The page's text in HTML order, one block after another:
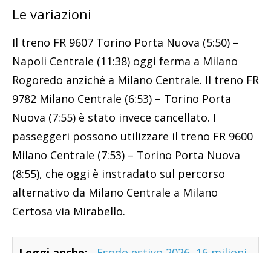
Le variazioni
Il treno FR 9607 Torino Porta Nuova (5:50) –
Napoli Centrale (11:38) oggi ferma a Milano
Rogoredo anziché a Milano Centrale. Il treno FR
9782 Milano Centrale (6:53) – Torino Porta
Nuova (7:55) è stato invece cancellato. I
passeggeri possono utilizzare il treno FR 9600
Milano Centrale (7:53) – Torino Porta Nuova
(8:55), che oggi è instradato sul percorso
alternativo da Milano Centrale a Milano
Certosa via Mirabello.